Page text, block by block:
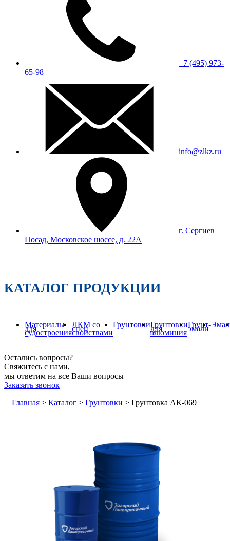
+7 (495) 973-
65-98
info@zlkz.ru
г. Сергиев
Посад, Московское шоссе, д. 22А
КАТАЛОГ ПРОДУКЦИИ
Материалы
для
судостроения
ЛКМ со
спец
свойствами
ГрунтовкиГрунтовки
для
алюминия
Грунт-
эмали
Остались вопросы?
Свяжитесь с нами,
мы ответим на все Ваши вопросы
Заказать звонок
Главная >Каталог >Грунтовки >Грунтовка АК-069